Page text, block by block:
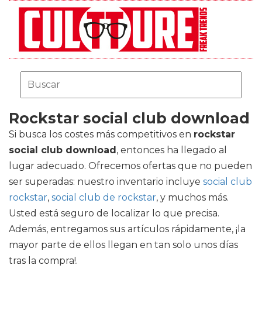
Rockstar social club download
Si busca los costes más competitivos en rockstar
social club download, entonces ha llegado al
lugar adecuado. Ofrecemos ofertas que no pueden
ser superadas: nuestro inventario incluye social club
rockstar, social club de rockstar, y muchos más.
Usted está seguro de localizar lo que precisa.
Además, entregamos sus artículos rápidamente, ¡la
mayor parte de ellos llegan en tan solo unos días
tras la compra!.